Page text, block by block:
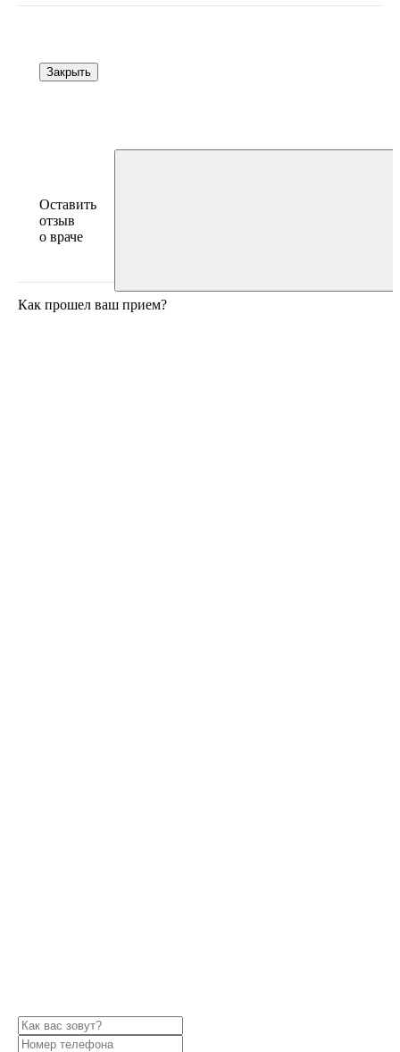
Закрыть
Оставить
отзыв
о враче
Как прошел ваш прием?